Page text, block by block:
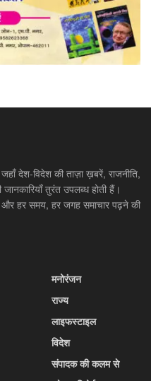
देश-विदेश की ताज़ा ख़बरें, राजनीति,
तुरंत उपलब्ध होती हैं।
हर समय, हर जगह समाचार पढ़ने की
मनोरंजन
राज्य
लाइफस्टाइल
विदेश
संपादक की कलम से